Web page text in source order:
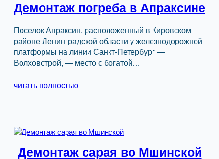
Демонтаж погреба в Апраксине
Поселок Апраксин, расположенный в Кировском
районе Ленинградской области у железнодорожной
платформы на линии Санкт-Петербург —
Волховстрой, — место с богатой…
читать полностью
Демонтаж сарая во Мшинской